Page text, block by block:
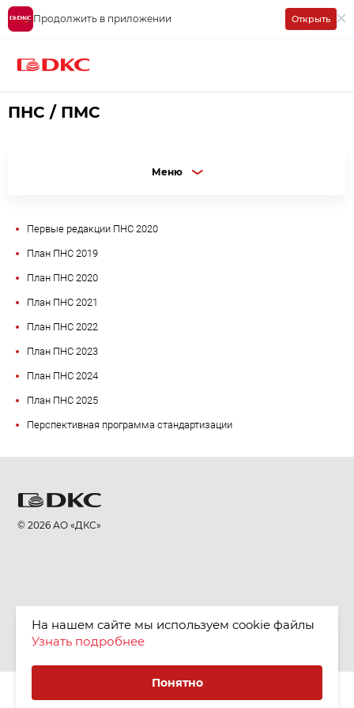
Продолжить в приложении Открыть
ПНС / ПМС
Меню
Первые редакции ПНС 2020
План ПНС 2019
План ПНС 2020
План ПНС 2021
План ПНС 2022
План ПНС 2023
План ПНС 2024
План ПНС 2025
Перспективная программа стандартизации
© 2026 АО «ДКС»
Куки (cookie) и Политика конфиденциальности
На нашем сайте мы используем cookie файлы
Узнать подробнее
Понятно